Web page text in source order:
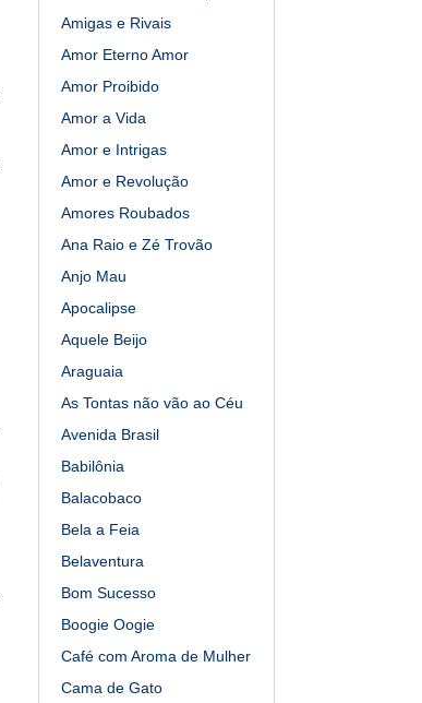
Amigas e Rivais
Amor Eterno Amor
Amor Proibido
Amor a Vida
Amor e Intrigas
Amor e Revolução
Amores Roubados
Ana Raio e Zé Trovão
Anjo Mau
Apocalipse
Aquele Beijo
Araguaia
As Tontas não vão ao Céu
Avenida Brasil
Babilônia
Balacobaco
Bela a Feia
Belaventura
Bom Sucesso
Boogie Oogie
Café com Aroma de Mulher
Cama de Gato